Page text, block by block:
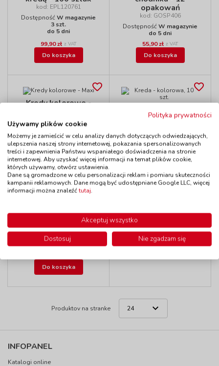
kod: EPL120761
DostępnośćW magazynie
3 szt.
do 5 dni
99,90 zł z VAT
Do koszyka
opakowań
kod: GOSP406
DostępnośćW magazynie
do 5 dni
55,90 zł z VAT
Do koszyka
Kredy kolorowe -
kod: ED025291
Dostępność
do 5 dni
37,90 zł z VAT
Do koszyka
10 szt.
DostępnośćW magazynie
do 5 dni
6,90 zł z VAT
Do koszyka
Kreda - biała, 10 szt.
DostępnośćW magazynie
1 szt.
do 5 dni
Do koszyka
Pisaki kredowe
Produkt wycofany z
oferty
Produktov na stranke
INFOPANEL
Katalogi online
Polityka prywatności
Używamy plików cookie
Możemy je zamieścić w celu analizy danych dotyczących odwiedzających,
ulepszenia naszej strony internetowej, pokazania spersonalizowanych
treści i zapewnienia Państwu wspaniałego doświadczenia na stronie
internetowej. Aby uzyskać więcej informacji na temat plików cookie,
których używamy, otwórz ustawienia.
Dane są gromadzone w celu personalizacji reklam i pomiaru skuteczności
kampanii reklamowych. Dane mogą być udostępniane Google LLC, więcej
informacji można znaleźćtutaj.
Akceptuj wszystko
Dostosuj
Nie zgadzam się